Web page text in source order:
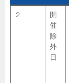
２
開
催
除
外
日